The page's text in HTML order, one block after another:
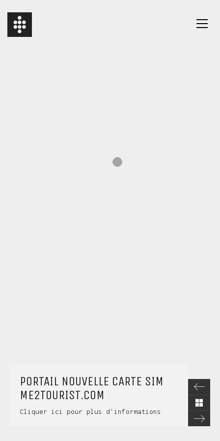
PORTAIL NOUVELLE CARTE SIM
ME2TOURIST.COM
Cliquer ici pour plus d'informations